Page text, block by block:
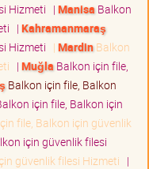
Hizmeti | Manisa Balkon
| Kahramanmaraş
Hizmeti | MardinBalkon
| Muğla Balkon için file,
Balkon için file, Balkon
için file, Balkon için
file, Balkon için güvenlik
için güvenlik filesi
güvenlik filesi Hizmeti |